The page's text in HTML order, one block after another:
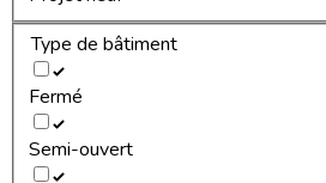
Type de bâtiment
Fermé
Semi-ouvert